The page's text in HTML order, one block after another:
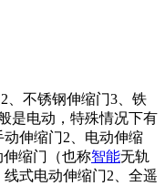
、不锈钢伸缩门3、铁
是电动，特殊情况下有
伸缩门2、电动伸缩
缩门（也称智能无轨
式电动伸缩门2、全遥